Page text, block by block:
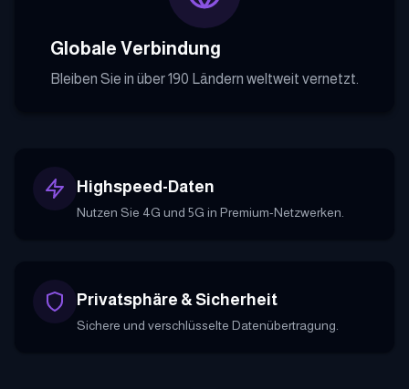
Globale Verbindung
Bleiben Sie in über 190 Ländern weltweit vernetzt.
Highspeed-Daten
Nutzen Sie 4G und 5G in Premium-Netzwerken.
Privatsphäre & Sicherheit
Sichere und verschlüsselte Datenübertragung.